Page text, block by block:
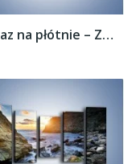
Obraz na płótnie – Zakaz kąpieli –...